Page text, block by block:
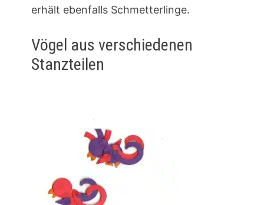
erhält ebenfalls Schmetterlinge.
Vögel aus verschiedenen
Stanzteilen